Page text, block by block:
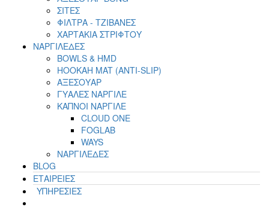
ΣΙΤΕΣ
ΦΙΛΤΡΑ - ΤΖΙΒΑΝΕΣ
ΧΑΡΤΑΚΙΑ ΣΤΡΙΦΤΟΥ
ΝΑΡΓΙΛΕΔΕΣ
BOWLS & HMD
HOOKAH MAT (ANTI-SLIP)
ΑΞΕΣΟΥΑΡ
ΓΥΑΛΕΣ ΝΑΡΓΙΛΕ
ΚΑΠΝΟΙ ΝΑΡΓΙΛΕ
CLOUD ONE
FOGLAB
WAYS
ΝΑΡΓΙΛΕΔΕΣ
BLOG
ΕΤΑΙΡΕΙΕΣ
ΥΠΗΡΕΣΙΕΣ